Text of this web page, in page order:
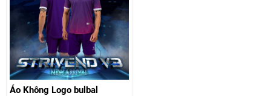
Áo Không Logo bulbal